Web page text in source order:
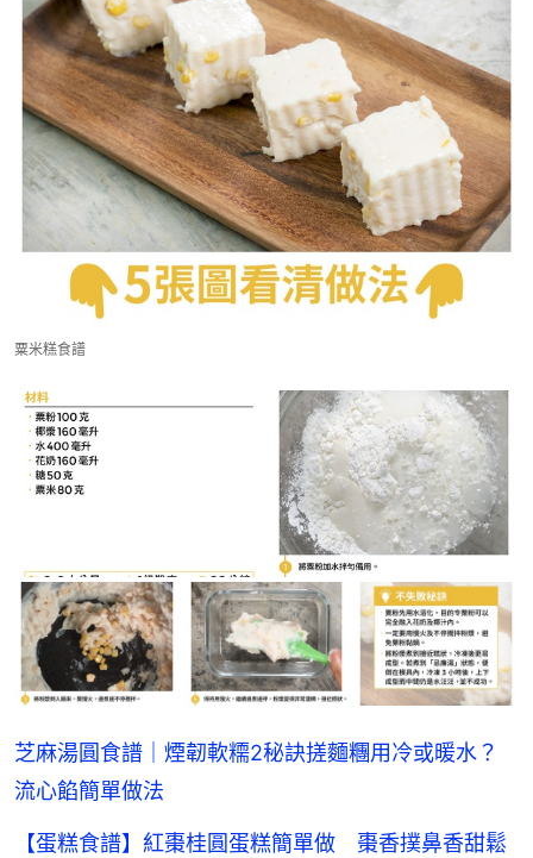
粟米糕食譜
芝麻湯圓食譜｜煙韌軟糥2秘訣搓麵糰用冷或暖水？
流心餡簡單做法
【蛋糕食譜】紅棗桂圓蛋糕簡單做 棗香撲鼻香甜鬆